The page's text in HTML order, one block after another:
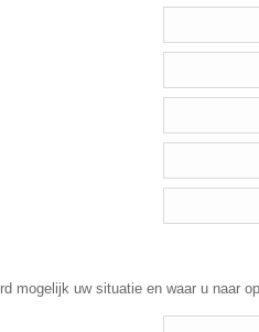
mogelijk uw situatie en waar u naar